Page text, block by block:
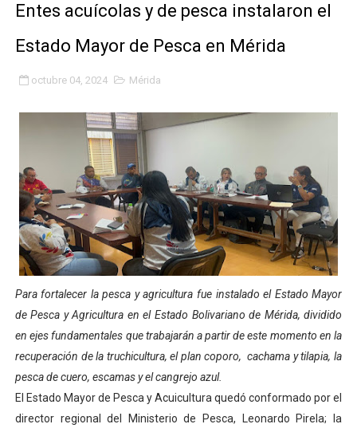
Alcaldía del Municipio Libertador realizó una jornada
Fundacite Mérida dicta taller gratuito de electrónica
INN-Mérida celebró el Lacto grado para promover el
Impulsan plan estratégico de seguridad ciudadana
Mérida impulsa desarrollo económico con taller de
Fomficc consolida alianzas e impulsa la economía
Niños de Estudiantes de Mérida sembraron 110
Corposalud y Secretaría Social fortalecen la atención
Inicia el plan vacacional Venezuela Renace en el
Entregan planta eléctrica para fortalecer la atención
Expertos inspeccionan espacios del OAN para la
Dictan MasterClass en el marco del Encuentro LAGO
Entes acuícolas y de pesca instalaron el
Estado Mayor de Pesca en Mérida
octubre 04, 2024 Mérida
Para fortalecer la pesca y agricultura fue instalado el Estado Mayor
de Pesca y Agricultura en el Estado Bolivariano de Mérida, dividido
en ejes fundamentales que trabajarán a partir de este momento en la
recuperación de la truchicultura, el plan coporo, cachama y tilapia, la
pesca de cuero, escamas y el cangrejo azul.
El Estado Mayor de Pesca y Acuicultura quedó conformado por el
director regional del Ministerio de Pesca, Leonardo Pirela; la